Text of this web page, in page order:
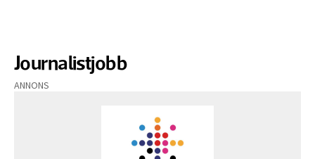
Journalistjobb
ANNONS